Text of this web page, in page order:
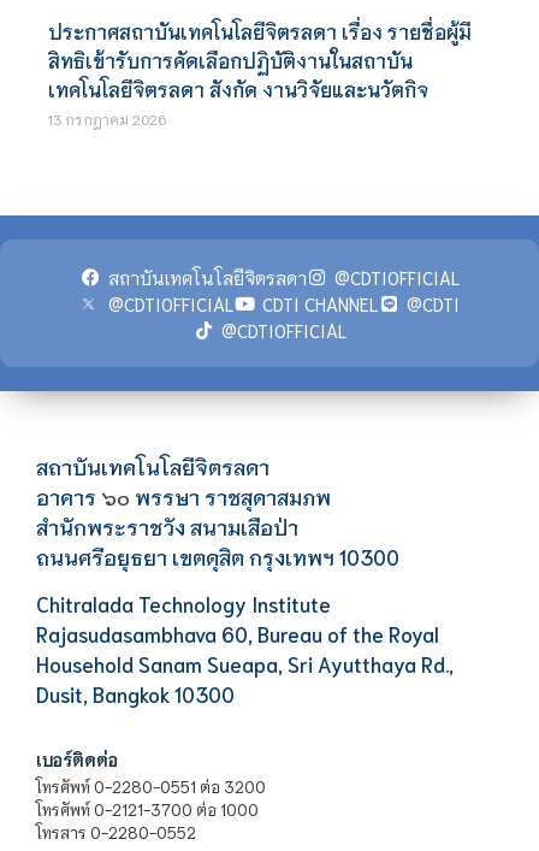
ประกาศสถาบันเทคโนโลยีจิตรลดา เรื่อง รายชื่อผู้มี
สิทธิเข้ารับการคัดเลือกปฏิบัติงานในสถาบัน
เทคโนโลยีจิตรลดา สังกัด งานวิจัยและนวัตกิจ
13 กรกฎาคม 2026
สถาบันเทคโนโลยีจิตรลดา
@CDTIOFFICIAL
@CDTIOFFICIAL
CDTI CHANNEL
@CDTI
@CDTIOFFICIAL
สถาบันเทคโนโลยีจิตรลดา
อาคาร ๖๐ พรรษา ราชสุดาสมภพ
สำนักพระราชวัง สนามเสือป่า
ถนนศรีอยุธยา เขตดุสิต กรุงเทพฯ 10300
Chitralada Technology Institute
Rajasudasambhava 60, Bureau of the Royal
Household Sanam Sueapa, Sri Ayutthaya Rd.,
Dusit, Bangkok 10300
เบอร์ติดต่อ
โทรศัพท์ 0-2280-0551 ต่อ 3200
โทรศัพท์ 0-2121-3700 ต่อ 1000
โทรสาร 0-2280-0552